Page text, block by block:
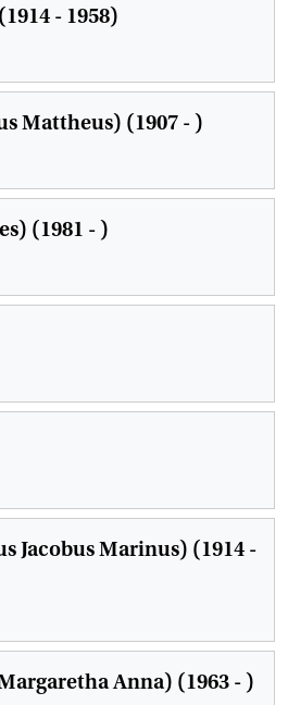
- 1958)
Mattheus) (1907 - )
(1981 - )
Jacobus Marinus) (1914 -
Anna) (1963 - )